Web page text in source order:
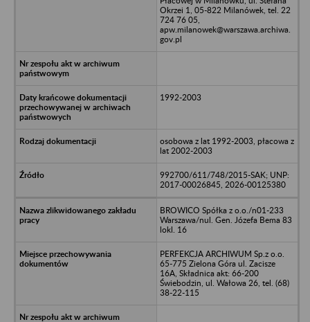
Okrzei 1, 05-822 Milanówek, tel. 22
724 76 05,
apw.milanowek@warszawa.archiwa.
gov.pl
1992-2003
osobowa z lat 1992-2003, płacowa z
lat 2002-2003
992700/611/748/2015-SAK; UNP:
2017-00026845, 2026-00125380
BROWICO Spółka z o.o./n01-233
Warszawa/nul. Gen. Józefa Bema 83
lokl. 16
PERFEKCJA ARCHIWUM Sp.z o.o.
65-775 Zielona Góra ul. Zacisze
16A, Składnica akt: 66-200
Świebodzin, ul. Wałowa 26, tel. (68)
38-22-115